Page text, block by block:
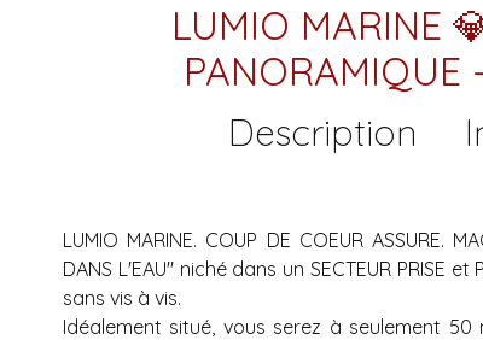
LUMIO MARINE
PANORAMIQUE
Description
LUMIO MARINE. COUP DE COEUR ASSURE.
DANS L'EAU" niché dans un SECTEUR PRISE
sans vis à vis.
Idéalement situé, vous serez à seulement